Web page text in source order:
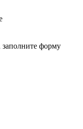
форму